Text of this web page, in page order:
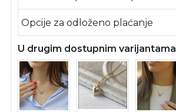
Opcije za odloženo plaćanje
U drugim dostupnim varijantama